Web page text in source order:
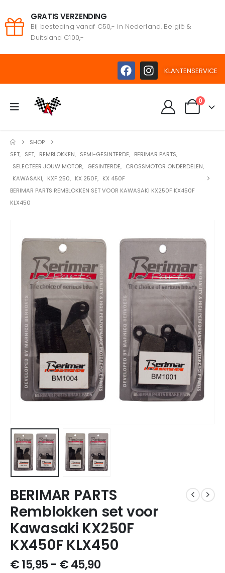
GRATIS VERZENDING
Bij besteding vanaf €50,- in Nederland. België &
Duitsland €100,-
KLANTENSERVICE
0
SHOP
SET, SET, REMBLOKKEN, SEMI-GESINTERDE, BERIMAR PARTS,
SELECTEER JOUW MOTOR, GESINTERDE, CROSSMOTOR ONDERDELEN,
KAWASAKI, KXF 250, KX 250F, KX 450F
BERIMAR PARTS REMBLOKKEN SET VOOR KAWASAKI KX250F KX450F
KLX450
BERIMAR PARTS
Remblokken set voor
Kawasaki KX250F
KX450F KLX450
€15,95- €45,90